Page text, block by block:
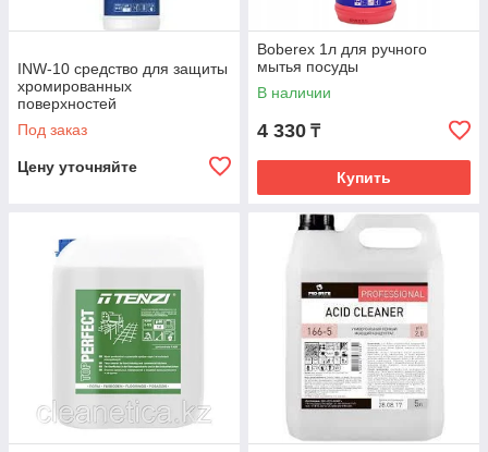
INW-10 средство для защиты
хромированных
поверхностей
Под заказ
Цену уточняйте
Boberex 1л для ручного
мытья посуды
В наличии
4 330 ₸
Купить